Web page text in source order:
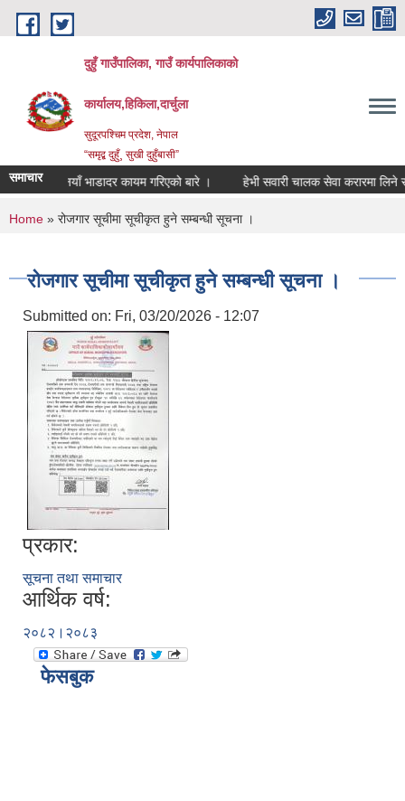
Skip to main content
दुहुँ गाउँपालिका, गाउँ कार्यपालिकाको
कार्यालय,हिकिला,दार्चुला
सुदूरपश्चिम प्रदेश, नेपाल
“समृद्ब दुहुँ¸ सुखी दुहुँबासी”
समाचार
। नयाँ भाडादर कायम गरिएको बारे । हेभी सवारी चालक सेवा करारमा लिने
You are here
Home » रोजगार सूचीमा सूचीकृत हुने सम्बन्धी सूचना ।
रोजगार सूचीमा सूचीकृत हुने सम्बन्धी सूचना ।
Submitted on: Fri, 03/20/2026 - 12:07
प्रकार:
सूचना तथा समाचार
आर्थिक वर्ष:
२०८२।२०८३
फेसबुक